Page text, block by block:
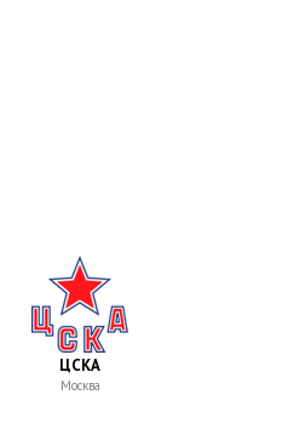
ЦСКА
Москва